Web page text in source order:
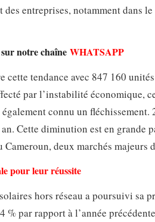
entreprises, notamment dans le
sur notre chaîneWHATSAPP
tendance avec 847 160
par l’instabilité économique,
connu un fléchissement.
Cette diminution est en grande
deux marchés majeurs
pour leur réussite
hors réseau a poursuivi sa
par rapport à l’année